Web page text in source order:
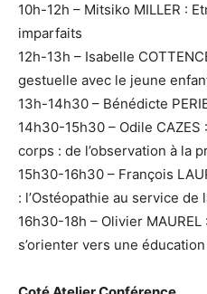
10h-12h – Mitsiko MILLER :
imparfaits
12h-13h – Isabelle
gestuelle avec le jeune
13h-14h30 – Bénédicte
14h30-15h30 – Odile
corps : de l’observation à la
15h30-16h30 – François
: l’Ostéopathie au service de
16h30-18h – Olivier
s’orienter vers une